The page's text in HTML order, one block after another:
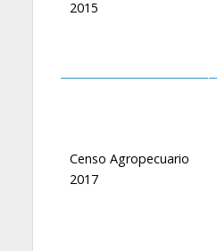
2015
Censo Agropecuario
2017